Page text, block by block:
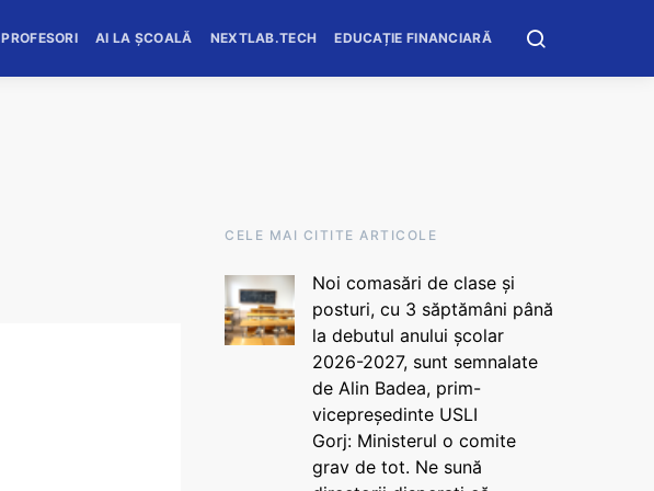
PROFESORI AI LA ȘCOALĂ NEXTLAB.TECH EDUCAȚIE FINANCIARĂ
CELE MAI CITITE ARTICOLE
Noi comasări de clase și
posturi, cu 3 săptămâni până
la debutul anului școlar
2026-2027, sunt semnalate
de Alin Badea, prim-
vicepreședinte USLI
Gorj: Ministerul o comite
grav de tot. Ne sună